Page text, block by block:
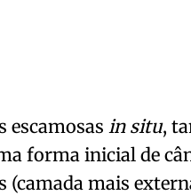
escamosas in situ,
forma inicial de
(camada mais